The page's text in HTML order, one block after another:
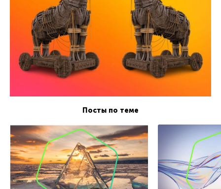
Посты по теме